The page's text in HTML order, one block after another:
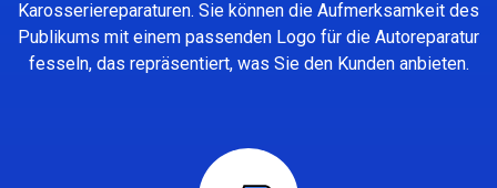
Karosseriereparaturen. Sie können die Aufmerksamkeit des
Publikums mit einem passenden Logo für die Autoreparatur
fesseln, das repräsentiert, was Sie den Kunden anbieten.